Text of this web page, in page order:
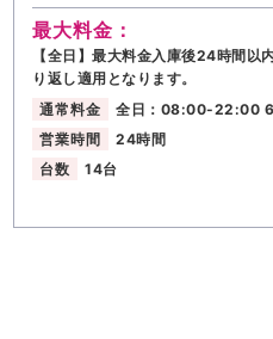
最大料金：
【全日】最大料金入庫後24時間以
り返し適用となります。
通常料金
全日：08:00-22:00
営業時間
24時間
台数
14台